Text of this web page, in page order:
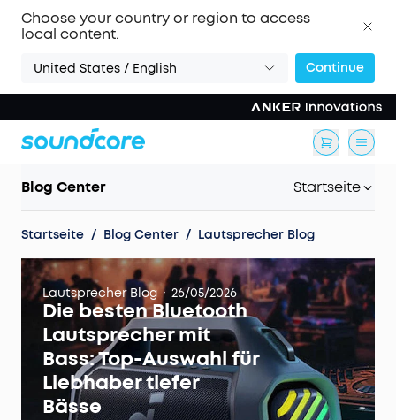
Choose your country or region to access
local content.
United States / English Continue
Blog Center Startseite
Startseite / Blog Center / Lautsprecher Blog
Lautsprecher Blog · 26/05/2026
Die besten Bluetooth
Lautsprecher mit
Bass: Top-Auswahl für
Liebhaber tiefer
Bässe